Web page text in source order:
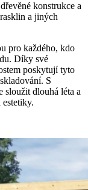
konstrukce a
a jiných
pro každého, kdo
Díky své
poskytují tyto
S
sloužit dlouhá léta a